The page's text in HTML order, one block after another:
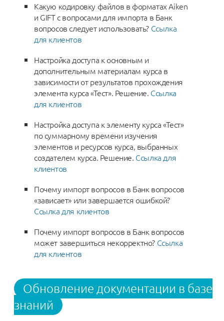
Какую кодировку файлов в форматах Aiken
и GIFT с вопросами для импорта в Банк
вопросов следует использовать? Ссылка
для клиентов
Настройка доступа к основным и
дополнительным материалам курса в
зависимости от результатов прохождения
элемента курса «Тест». Решение. Ссылка
для клиентов
Настройка доступа к элементу курса «Тест»
по суммарному времени изучения
элементов и ресурсов курса, выбранных
создателем курса. Решение. Ссылка для
клиентов
Почему импорт вопросов в Банк вопросов
«зависает» или завершается ошибкой?
Ссылка для клиентов
Почему импорт вопросов в Банк вопросов
может завершиться некорректно? Ссылка
для клиентов
Обновление документации в базе
знаний